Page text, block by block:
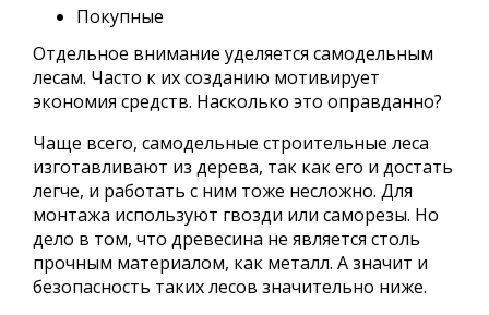
Покупные
Отдельное внимание уделяется самодельным
лесам. Часто к их созданию мотивирует
экономия средств. Насколько это оправданно?
Чаще всего, самодельные строительные леса
изготавливают из дерева, так как его и достать
легче, и работать с ним тоже несложно. Для
монтажа используют гвозди или саморезы. Но
дело в том, что древесина не является столь
прочным материалом, как металл. А значит и
безопасность таких лесов значительно ниже.